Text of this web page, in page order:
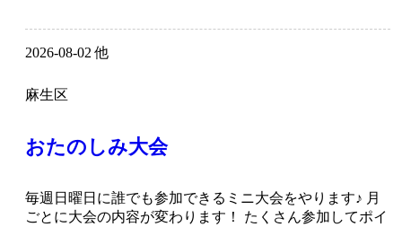
2026-08-02 他
麻生区
おたのしみ大会
毎週日曜日に誰でも参加できるミニ大会をやります♪ 月
ごとに大会の内容が変わります！ たくさん参加してポイ